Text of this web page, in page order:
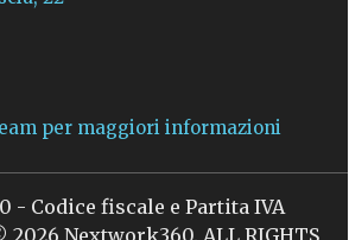
per maggiori informazioni
- Codice fiscale e Partita IVA
2026 Nextwork360. ALL RIGHTS